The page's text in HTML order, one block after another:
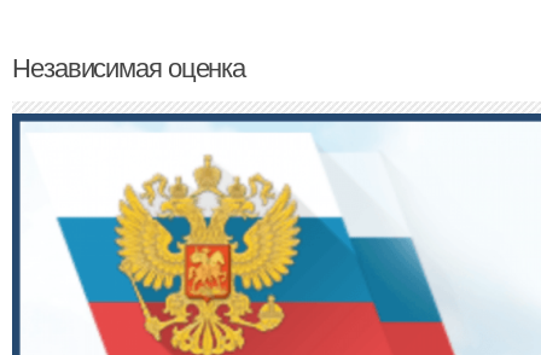
Независимая оценка